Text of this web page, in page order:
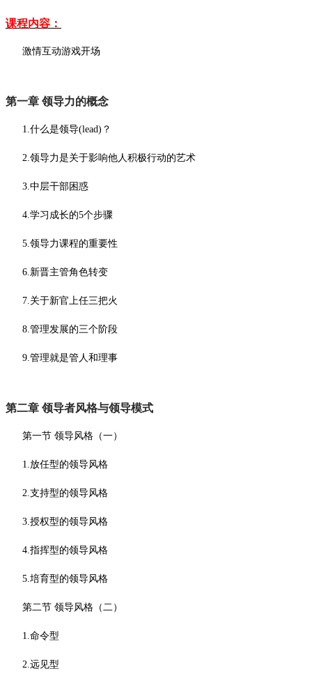
课程内容：
激情互动游戏开场
第一章 领导力的概念
1.什么是领导(lead)？
2.领导力是关于影响他人积极行动的艺术
3.中层干部困惑
4.学习成长的5个步骤
5.领导力课程的重要性
6.新晋主管角色转变
7.关于新官上任三把火
8.管理发展的三个阶段
9.管理就是管人和理事
第二章 领导者风格与领导模式
第一节 领导风格（一）
1.放任型的领导风格
2.支持型的领导风格
3.授权型的领导风格
4.指挥型的领导风格
5.培育型的领导风格
第二节 领导风格（二）
1.命令型
2.远见型